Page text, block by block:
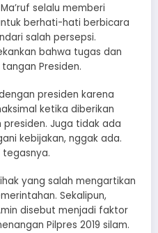
selalu memberi
berhati-hati berbicara
salah persepsi.
bahwa tugas dan
Presiden.
presiden karena
ketika diberikan
Juga tidak ada
kebijakan, nggak ada.
tegasnya.
yang salah mengartikan
Sekalipun,
disebut menjadi faktor
Pilpres 2019 silam.